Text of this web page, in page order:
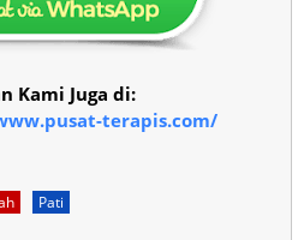
Kami Juga di:
terapis.com/
Pati